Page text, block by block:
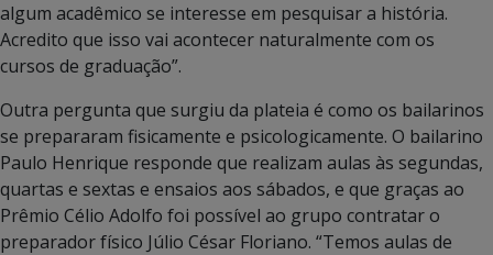
algum acadêmico se interesse em pesquisar a história.
Acredito que isso vai acontecer naturalmente com os
cursos de graduação”.
Outra pergunta que surgiu da plateia é como os bailarinos
se prepararam fisicamente e psicologicamente. O bailarino
Paulo Henrique responde que realizam aulas às segundas,
quartas e sextas e ensaios aos sábados, e que graças ao
Prêmio Célio Adolfo foi possível ao grupo contratar o
preparador físico Júlio César Floriano. “Temos aulas de